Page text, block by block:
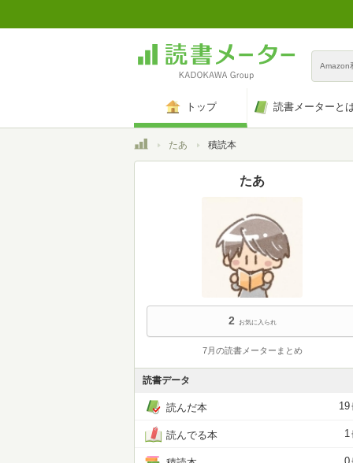
Amazon
トップ 読書メーターと
トップたあ 積読本
たあ
2 お気に入られ
7月の読書メーターまとめ
読書データ
読んだ本 19
読んでる本 1